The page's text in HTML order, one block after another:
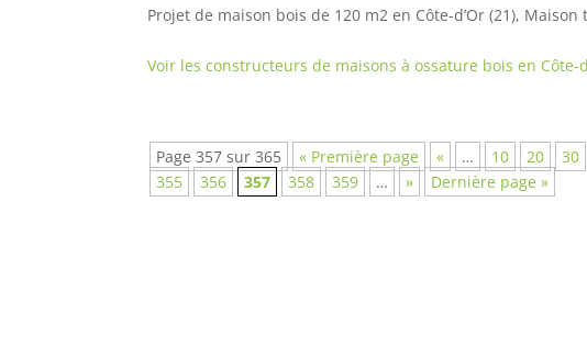
Projet de maison bois de 120 m2 en Côte-d’Or (21),
Voir les constructeurs de maisons à ossature bois en Côte-
Page 357 sur 365 « Première page « … 10 20 30
355
356 357 358 359 … » Dernière page »